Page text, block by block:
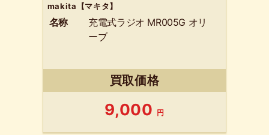
makita【マキタ】
名称
充電式ラジオ MR005G オリ
ーブ
買取価格
9,000 円